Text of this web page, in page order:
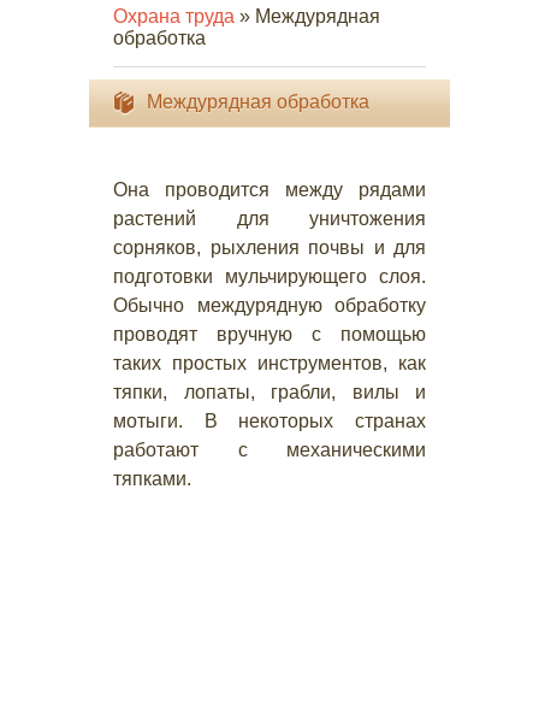
Охрана труда » Междурядная
обработка
Междурядная обработка
Она проводится между рядами
растений для уничтожения
сорняков, рыхления почвы и для
подготовки мульчирующего слоя.
Обычно междурядную обработку
проводят вручную с помощью
таких простых инструментов, как
тяпки, лопаты, грабли, вилы и
мотыги. В некоторых странах
работают с механическими
тяпками.